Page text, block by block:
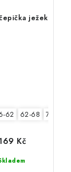
ježek
62 62-68 74-80
Kč